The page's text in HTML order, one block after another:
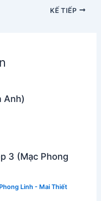
KẾ TIẾP
Anh)
3 (Mạc Phong
Linh - Mai Thiết